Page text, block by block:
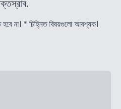
না। * চিহ্নিত বিষয়গুলো আবশ্যক।